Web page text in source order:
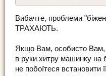
Вибачте, проблеми
ТРАХАЮТЬ.
Якщо Вам, особисто Вам,
в руки хитру машинку на
не побоїтеся встановити